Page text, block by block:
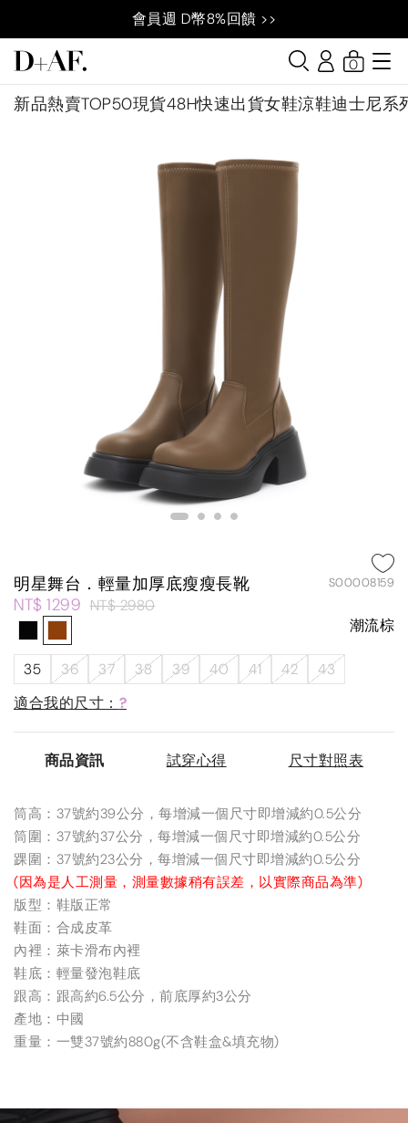
會員週 D幣8%回饋 >>
新品熱賣TOP50現貨48H快速出貨女鞋涼鞋迪士尼系
0
明星舞台．輕量加厚底瘦瘦長靴 S00008159
NT$ 1299 NT$ 2980
潮流棕
35 36 37 38 39 40 41 42
43
適合我的尺寸： ?
商品資訊 試穿心得 尺寸對照表
筒高：37號約39公分，每增減一個尺寸即增減約0.5公分
筒圍：37號約37公分，每增減一個尺寸即增減約0.5公分
踝圍：37號約23公分，每增減一個尺寸即增減約0.5公分
(因為是人工測量，測量數據稍有誤差，以實際商品為準)
版型：鞋版正常
鞋面：合成皮革
內裡：萊卡滑布內裡
鞋底：輕量發泡鞋底
跟高：跟高約6.5公分，前底厚約3公分
產地：中國
重量：一雙37號約880g(不含鞋盒&填充物)